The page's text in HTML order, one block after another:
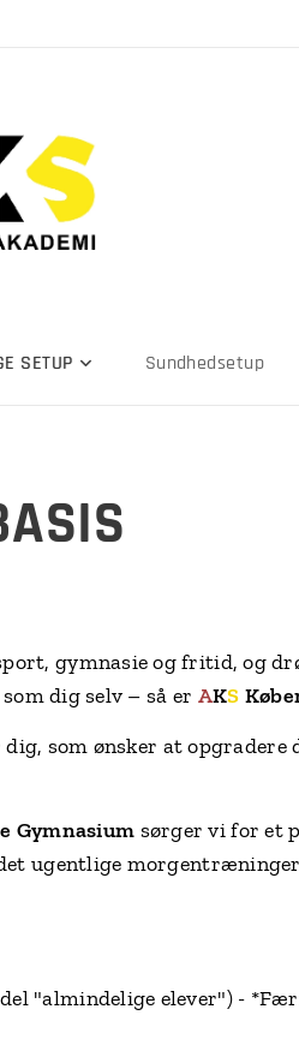
SETUP Sundhedsetup
gymnasie og fritid, og
dig selv – så er AKS
som ønsker at opgradere
Gymnasium sørger vi for et
ugentlige
"almindelige elever") -